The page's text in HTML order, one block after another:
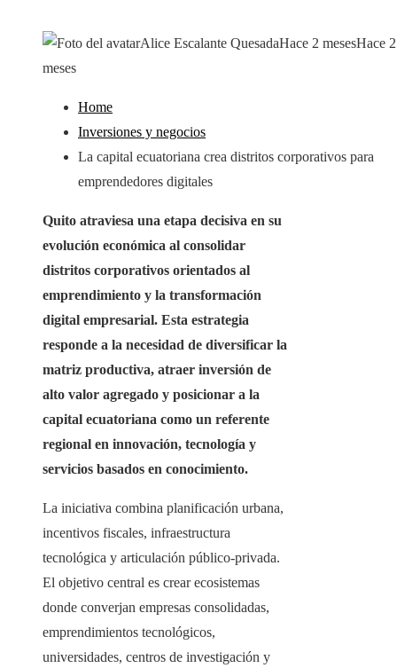
Alice Escalante QuesadaHace 2 mesesHace 2
meses
Home
Inversiones y negocios
La capital ecuatoriana crea distritos corporativos para
emprendedores digitales
Quito atraviesa una etapa decisiva en su
evolución económica al consolidar
distritos corporativos orientados al
emprendimiento y la transformación
digital empresarial. Esta estrategia
responde a la necesidad de diversificar la
matriz productiva, atraer inversión de
alto valor agregado y posicionar a la
capital ecuatoriana como un referente
regional en innovación, tecnología y
servicios basados en conocimiento.
La iniciativa combina planificación urbana,
incentivos fiscales, infraestructura
tecnológica y articulación público-privada.
El objetivo central es crear ecosistemas
donde converjan empresas consolidadas,
emprendimientos tecnológicos,
universidades, centros de investigación y